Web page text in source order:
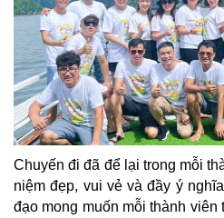
Chuyến đi đã để lại trong mỗi
niệm đẹp, vui vẻ và đầy ý
đạo mong muốn mỗi thành viên